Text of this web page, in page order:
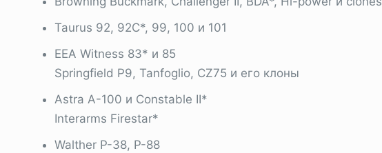
Taurus 92, 92C*, 99, 100 и 101
EEA Witness 83* и 85
Springfield P9, Tanfoglio, CZ75 и его клоны
Astra A-100 и Constable II*
Interarms Firestar*
Walther P-38, P-88